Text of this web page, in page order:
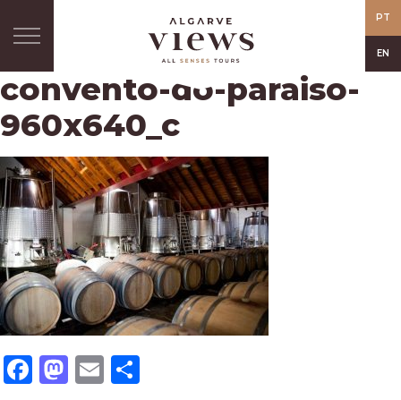
PT
EN
convento-do-paraiso-
960x640_c
Facebook
Mastodon
Email